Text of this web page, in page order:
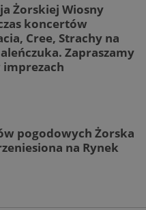
Żorskiej Wiosny
koncertów
Cree, Strachy na
Zapraszamy
pogodowych Żorska
na Rynek